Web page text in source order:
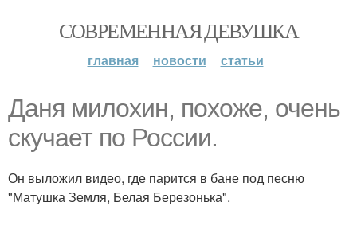
СОВРЕМЕННАЯ ДЕВУШКА
главная новости статьи
Даня милохин, похоже, очень
скучает по России.
Он выложил видео, где парится в бане под песню
"Матушка Земля, Белая Березонька".